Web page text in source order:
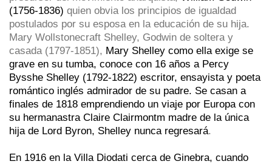
(1756-1836) quien obvia los principios de igualdad
postulados por su esposa en la educación de su hija.
Mary Wollstonecraft Shelley, Godwin de soltera y
casada (1797-1851), Mary Shelley como ella exige se
grave en su tumba, conoce con 16 años a Percy
Bysshe Shelley (1792-1822) escritor, ensayista y poeta
romántico inglés admirador de su padre. Se casan a
finales de 1818 emprendiendo un viaje por Europa con
su hermanastra Claire Clairmontm madre de la única
hija de Lord Byron, Shelley nunca regresará.
En 1916 en la Villa Diodati cerca de Ginebra, cuando